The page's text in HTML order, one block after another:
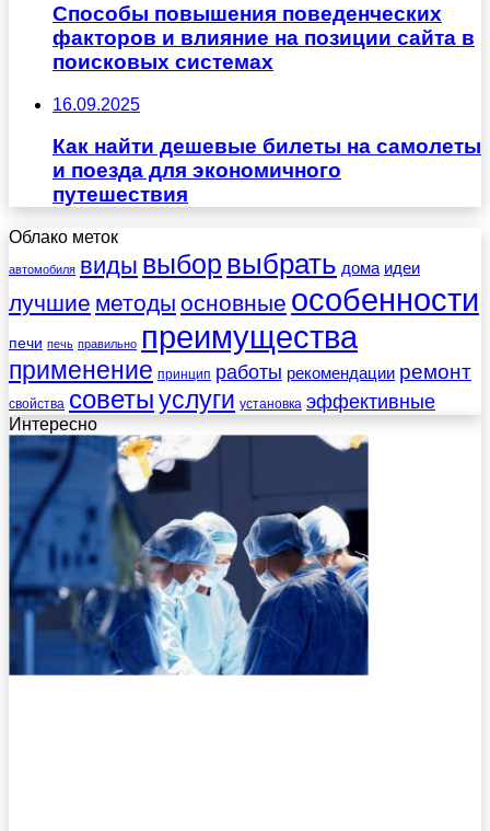
Способы повышения поведенческих
факторов и влияние на позиции сайта в
поисковых системах
16.09.2025
Как найти дешевые билеты на самолеты
и поезда для экономичного
путешествия
Облако меток
автомобиля виды выбор выбрать дома идеи
лучшие методы основные особенности
печи печь правильно преимущества
применение принцип работы рекомендации ремонт
свойства советыуслуги установка эффективные
Интересно